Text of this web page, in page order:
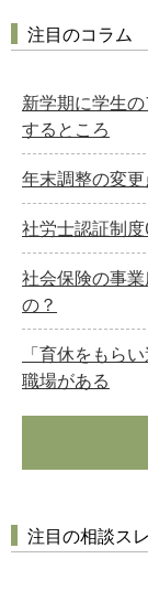
注目のコラム
新学期に学生
するところ
年末調整の変更
社労士認証制
社会保険の事
の？
「育休をもら
職場がある
注目の相談ス